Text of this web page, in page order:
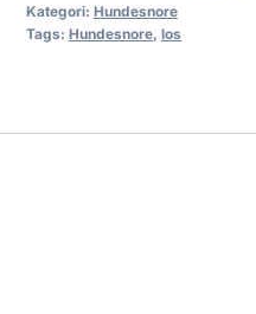
Kategori: Hundesnore
Tags: Hundesnore, los